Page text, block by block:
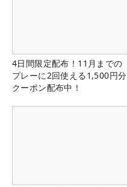
4日間限定配布！11月までの
プレーに2回使える1,500円分
クーポン配布中！